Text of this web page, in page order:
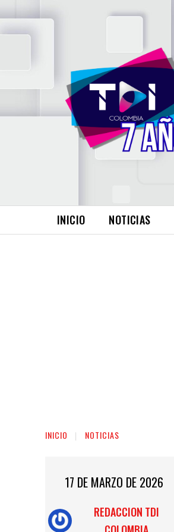
INICIO NOTICIAS
INICIO NOTICIAS
17 DE MARZO DE 2026
REDACCION TDI